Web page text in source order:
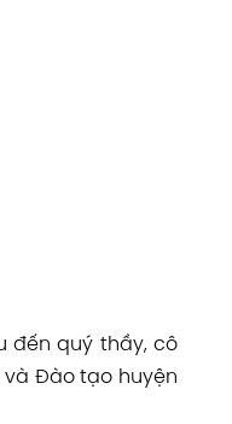
đến quý thầy, cô
và Đào tạo huyện